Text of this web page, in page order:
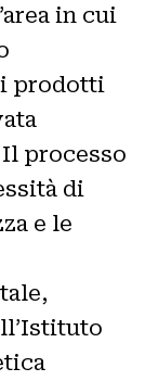
in cui
prodotti
processo
di
e le